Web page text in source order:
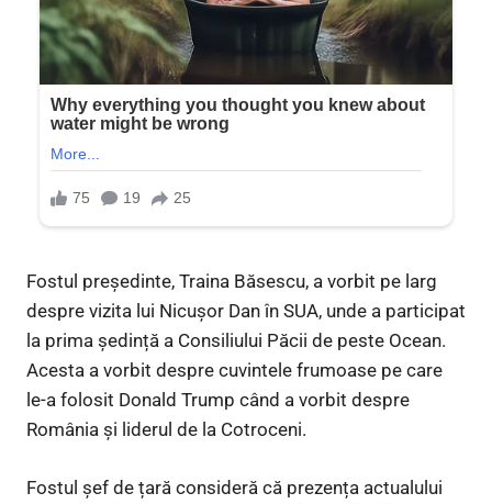
Fostul președinte, Traina Băsescu, a vorbit pe larg
despre vizita lui Nicușor Dan în SUA, unde a participat
la prima ședință a Consiliului Păcii de peste Ocean.
Acesta a vorbit despre cuvintele frumoase pe care
le-a folosit Donald Trump când a vorbit despre
România și liderul de la Cotroceni.
Fostul șef de țară consideră că prezența actualului